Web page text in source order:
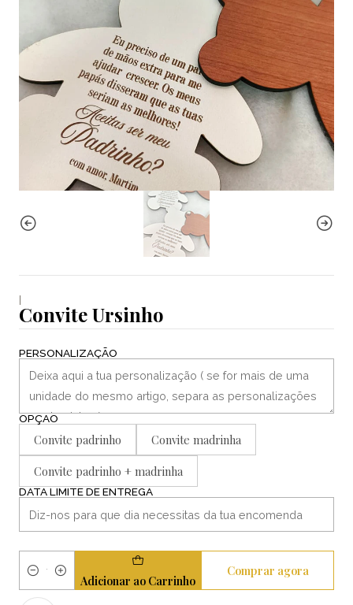
|
Convite Ursinho
PERSONALIZAÇÃO
OPÇÃO
Convite padrinho
Convite madrinha
Convite padrinho + madrinha
DATA LIMITE DE ENTREGA
Quantidade Adicionar ao Carrinho
Comprar agora